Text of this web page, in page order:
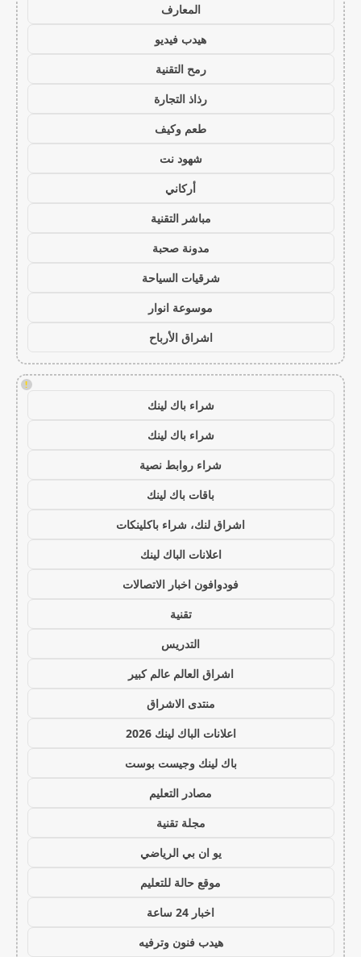
المعارف
هيدب فيديو
رمح التقنية
رذاذ التجارة
طعم وكيف
شهود نت
أركاني
مباشر التقنية
مدونة صحبة
شرقيات السياحة
موسوعة انوار
اشراق الأرباح
!
شراء باك لينك
شراء باك لينك
شراء روابط نصية
باقات باك لينك
اشراق لنك، شراء باكلينكات
اعلانات الباك لينك
فودوافون اخبار الاتصالات
تقنية
التدريس
اشراق العالم عالم كبير
منتدى الاشراق
اعلانات الباك لينك 2026
باك لينك وجيست بوست
مصادر التعليم
مجلة تقنية
يو ان بي الرياضي
موقع حالة للتعليم
اخبار 24 ساعة
هيدب فنون وترفيه